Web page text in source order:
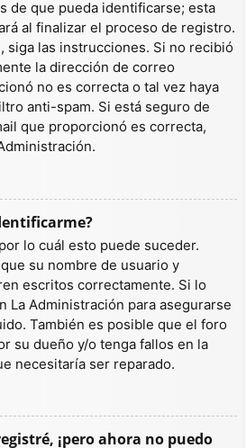
de que pueda identificarse; esta
al finalizar el proceso de registro.
siga las instrucciones. Si no recibió
la dirección de correo
no es correcta o tal vez haya
anti-spam. Si está seguro de
que proporcionó es correcta,
lo cuál esto puede suceder.
su nombre de usuario y
escritos correctamente. Si lo
La Administración para asegurarse
También es posible que el foro
su dueño y/o tenga fallos en la
necesitaría ser reparado.
¡pero ahora no puedo